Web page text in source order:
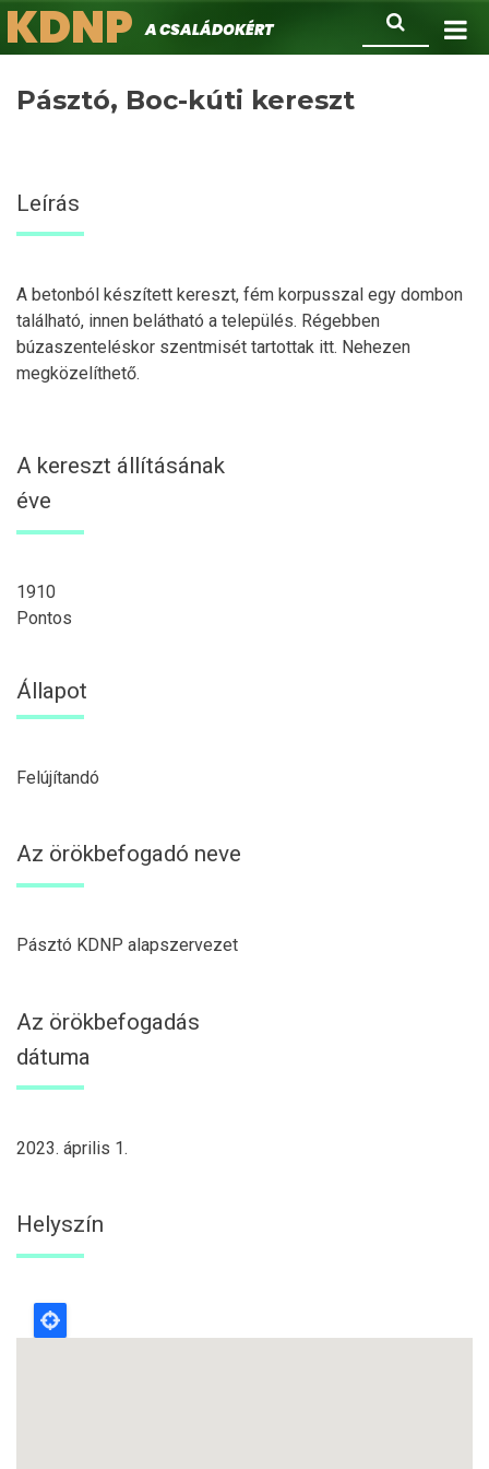
Ugrás
a
Keresés
KDNPA családokért.
Pásztó, Boc-kúti kereszt
Leírás
A betonból készített kereszt, fém korpusszal egy dombon
található, innen belátható a település. Régebben
búzaszenteléskor szentmisét tartottak itt. Nehezen
megközelíthető.
A kereszt állításának
éve
1910
Pontos
Állapot
Felújítandó
Az örökbefogadó neve
Pásztó KDNP alapszervezet
Az örökbefogadás
dátuma
2023. április 1.
Helyszín